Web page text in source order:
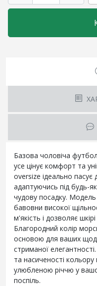
Базова чоловіча
усе цінує комфорт та
oversize ідеально пасує
адаптуючись під будь-
чудову посадку.
бавовни високої
м'якість і дозволяє
Благородний колір
основою для ваших
стриманої
та насиченості
улюбленою річчю у
поспіль.